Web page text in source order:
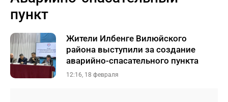
пункт
Жители Илбенге Вилюйского
района выступили за создание
аварийно-спасательного пункта
12:16, 18 февраля